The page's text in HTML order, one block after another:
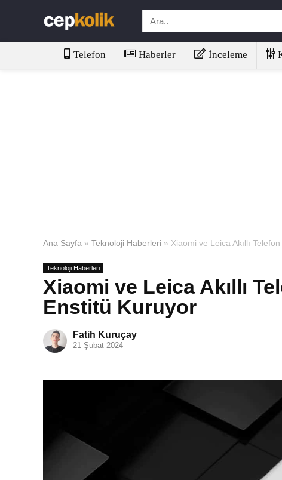
Telefon Haberler İnceleme
Ana Sayfa » Teknoloji Haberleri » Xiaomi ve Leica Akıllı
Teknoloji Haberleri
Xiaomi ve Leica Akıllı
Enstitü Kuruyor
Fatih Kuruçay
21 Şubat 2024